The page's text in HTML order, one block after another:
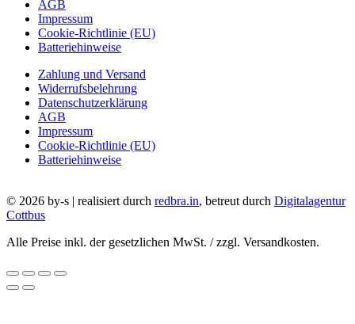
AGB
Impressum
Cookie-Richtlinie (EU)
Batteriehinweise
Zahlung und Versand
Widerrufsbelehrung
Datenschutzerklärung
AGB
Impressum
Cookie-Richtlinie (EU)
Batteriehinweise
© 2026 by-s | realisiert durch redbra.in, betreut durch Digitalagentur
Cottbus
Alle Preise inkl. der gesetzlichen MwSt. / zzgl. Versandkosten.